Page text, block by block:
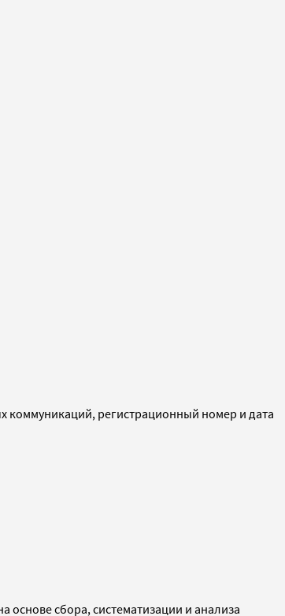
коммуникаций, регистрационный номер и дата
сбора, систематизации и анализа